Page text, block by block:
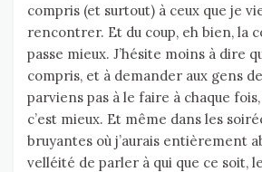
compris (et surtout) à ceux que je
rencontrer. Et du coup, eh bien, la
passe mieux. J’hésite moins à dire
compris, et à demander aux gens
parviens pas à le faire à chaque
c’est mieux. Et même dans les
bruyantes où j’aurais entièrement
velléité de parler à qui que ce soit,